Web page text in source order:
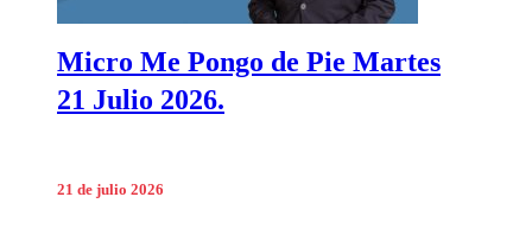
Micro Me Pongo de Pie Martes
21 Julio 2026.
21 de julio 2026